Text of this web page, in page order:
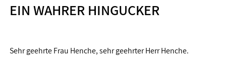
EIN WAHRER HINGUCKER
Sehr geehrte Frau Henche, sehr geehrter Herr Henche.